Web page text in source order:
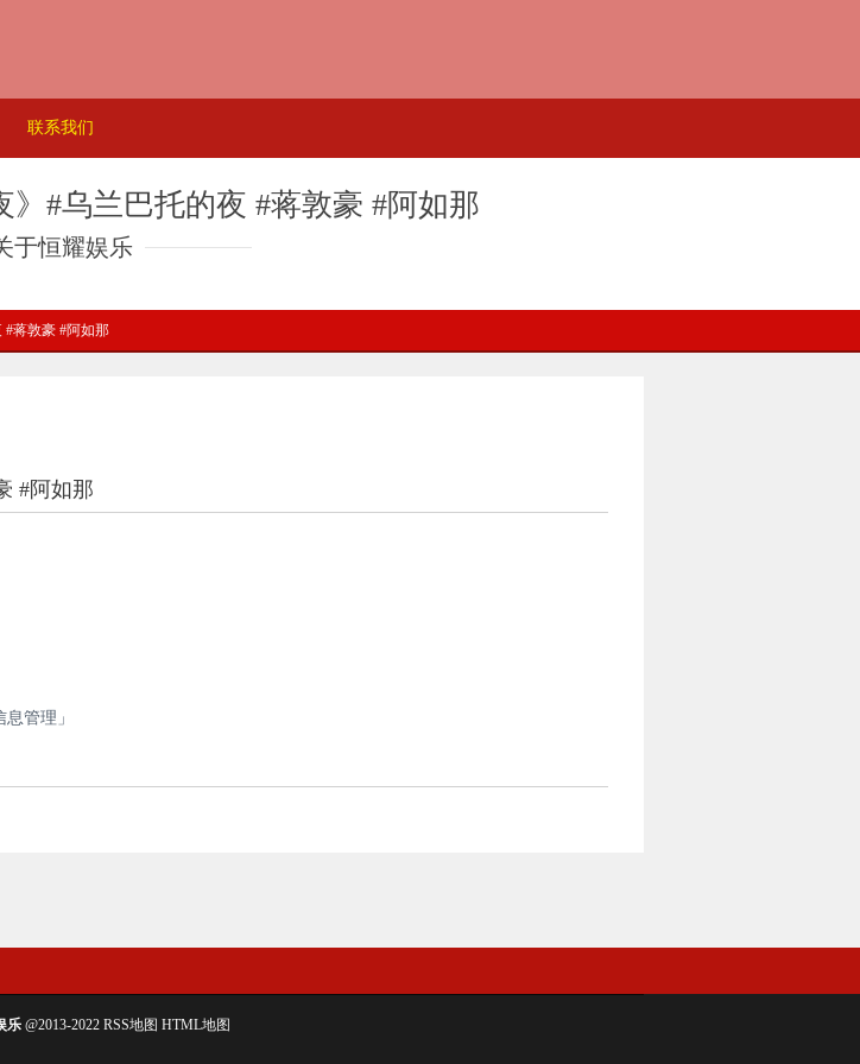
联系我们
#乌兰巴托的夜 #蒋敦豪 #阿如那
于恒耀娱乐
#蒋敦豪 #阿如那
#阿如那
管理」
乐 @2013-2022 RSS地图 HTML地图